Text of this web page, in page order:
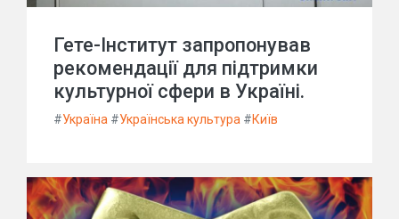
Гете-Інститут запропонував
рекомендації для підтримки
культурної сфери в Україні.
#Україна #Українська культура #Київ